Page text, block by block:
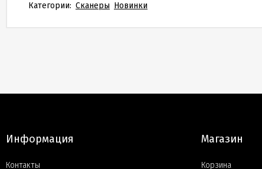
Категории: Сканеры Новинки
Информация
Контакты
Магазин
Корзина